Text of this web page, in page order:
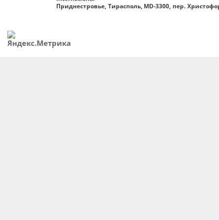
Приднестровье, Тирасполь, MD-3300, пер.